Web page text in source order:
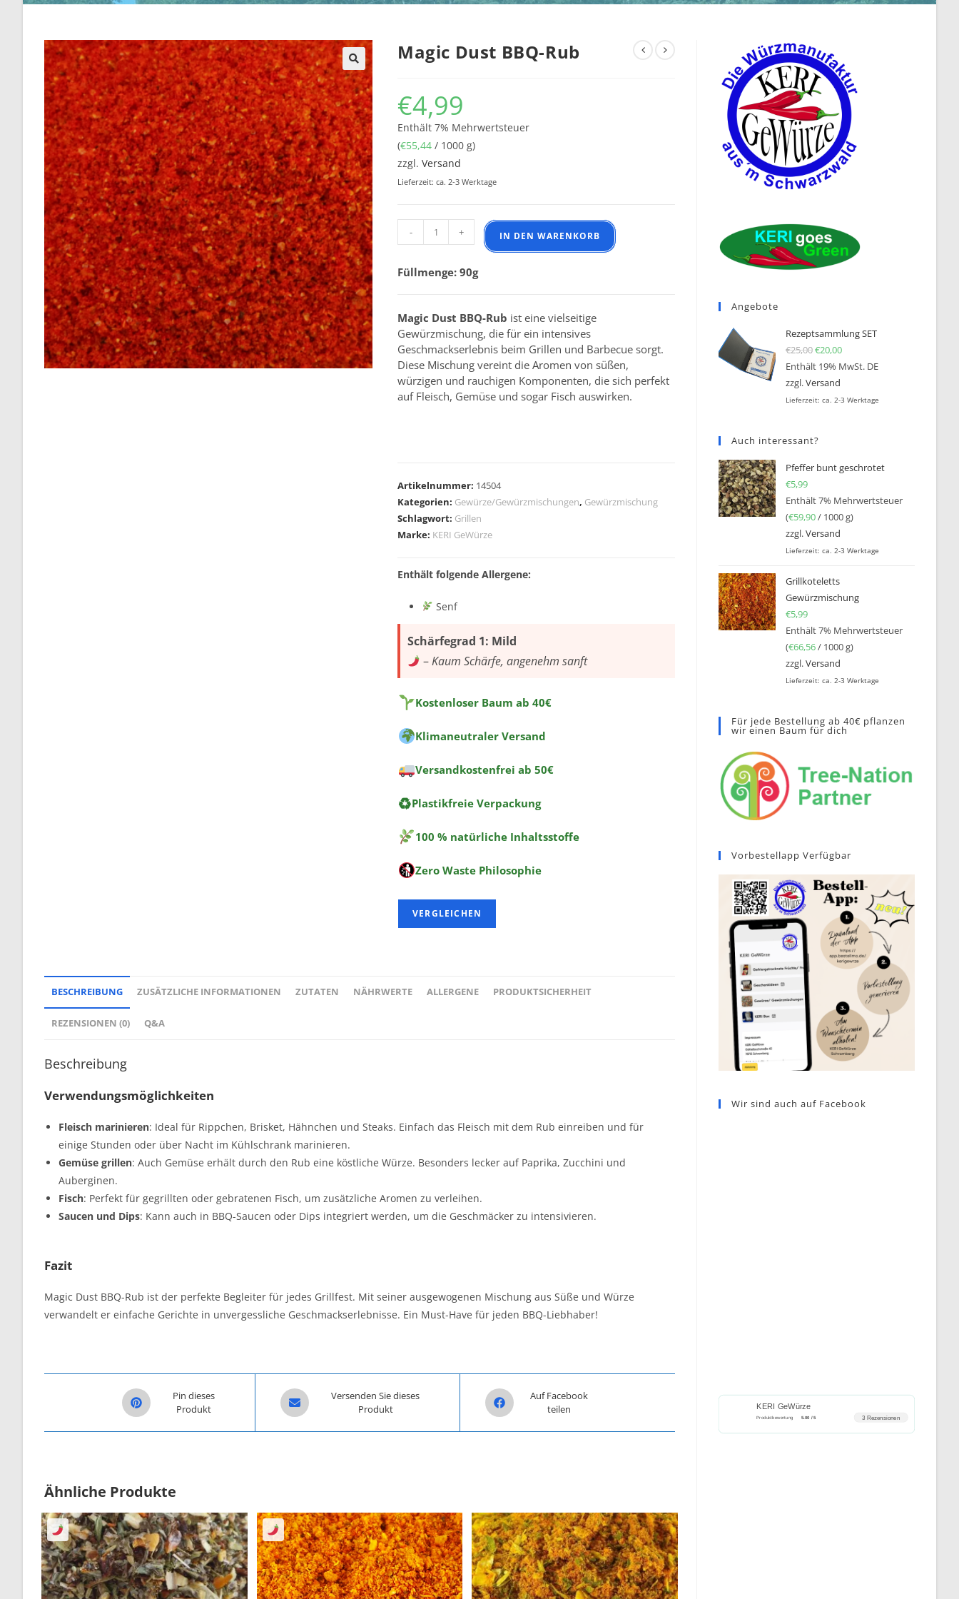
Magic Dust BBQ-Rub
€4,99
Enthält 7% Mehrwertsteuer
(€55,44 / 1000 g)
zzgl.Versand
Lieferzeit: ca. 2-3 Werktage
Magic Dust BBQ-Rub Menge
- + IN DEN WARENKORB
Füllmenge: 90g
Magic Dust BBQ-Rub ist eine vielseitige
Gewürzmischung, die für ein intensives
Geschmackserlebnis beim Grillen und Barbecue sorgt.
Diese Mischung vereint die Aromen von süßen,
würzigen und rauchigen Komponenten, die sich perfekt
auf Fleisch, Gemüse und sogar Fisch auswirken.
t
r
t
Artikelnummer: 14504
Kategorien: Gewürze/Gewürzmischungen, Gewürzmischung
Schlagwort: Grillen
Marke: KERI GeWürze
Enthält folgende Allergene:
Senf
Schärfegrad 1: Mild
–Kaum Schärfe, angenehm sanft
Kostenloser Baum ab 40€
Klimaneutraler Versand
Versandkostenfrei ab 50€
♻Plastikfreie Verpackung
100 % natürliche Inhaltsstoffe
Zero Waste Philosophie
VERGLEICHEN
BESCHREIBUNG ZUSÄTZLICHE INFORMATIONEN ZUTATEN NÄHRWERTE ALLERGENE PRODUKTSICHERHEIT
REZENSIONEN (0) Q&A
Beschreibung
Verwendungsmöglichkeiten
Fleisch marinieren: Ideal für Rippchen, Brisket, Hähnchen und Steaks. Einfach das Fleisch mit dem Rub einreiben und für
einige Stunden oder über Nacht im Kühlschrank marinieren.
Gemüse grillen: Auch Gemüse erhält durch den Rub eine köstliche Würze. Besonders lecker auf Paprika, Zucchini und
Auberginen.
Fisch: Perfekt für gegrillten oder gebratenen Fisch, um zusätzliche Aromen zu verleihen.
Saucen und Dips: Kann auch in BBQ-Saucen oder Dips integriert werden, um die Geschmäcker zu intensivieren.
Fazit
Magic Dust BBQ-Rub ist der perfekte Begleiter für jedes Grillfest. Mit seiner ausgewogenen Mischung aus Süße und Würze
verwandelt er einfache Gerichte in unvergessliche Geschmackserlebnisse. Ein Must-Have für jeden BBQ-Liebhaber!
Opens in a new window
Pin dieses
Produkt
Opens in a new window
Versenden Sie dieses
Produkt
Opens in a new window
Auf Facebook
teilen
Ähnliche Produkte
Angebote
Rezeptsammlung SET
€25,00Ursprünglicher Preis war:
€20,00Aktueller Preis ist:
Enthält 19% MwSt. DE
zzgl.Versand
Lieferzeit: ca. 2-3 Werktage
Auch interessant?
Pfeffer bunt geschrotet
€5,99
Enthält 7% Mehrwertsteuer
(€59,90/ 1000 g)
zzgl.Versand
Lieferzeit: ca. 2-3 Werktage
Grillkoteletts
Gewürzmischung
€5,99
Enthält 7% Mehrwertsteuer
(€66,56/ 1000 g)
zzgl.Versand
Lieferzeit: ca. 2-3 Werktage
Für jede Bestellung ab 40€ pflanzen
wir einen Baum für dich
Vorbestellapp Verfügbar
Wir sind auch auf Facebook
KERI GeWürze
Produktbewertung 5.00 / 5 3 Rezensionen